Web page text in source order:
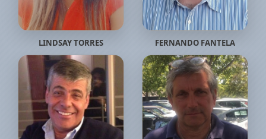
LINDSAY TORRES FERNANDO FANTELA